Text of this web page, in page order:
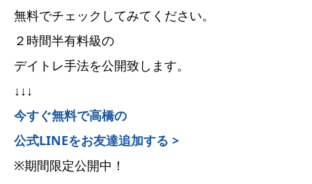
無料でチェックしてみてください。
２時間半有料級の
デイトレ手法を公開致します。
↓↓↓
今すぐ無料で高橋の
公式LINEをお友達追加する >
※期間限定公開中！